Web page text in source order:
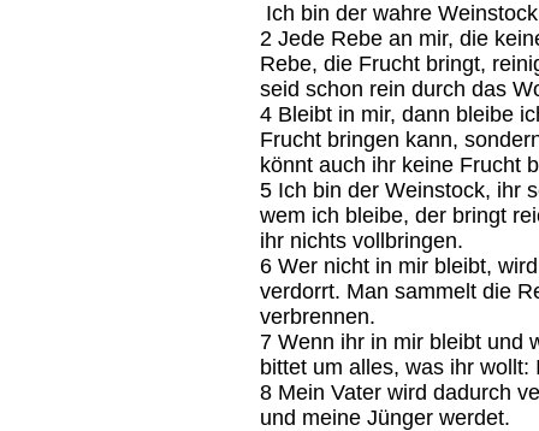
Ich bin der wahre
2 Jede Rebe an mir, die
Rebe, die Frucht bringt,
seid schon rein durch das
4 Bleibt in mir, dann bleibe
Frucht bringen kann,
könnt auch ihr keine Frucht
5 Ich bin der Weinstock, ihr
wem ich bleibe, der bringt
ihr nichts vollbringen.
6 Wer nicht in mir bleibt,
verdorrt. Man sammelt die
verbrennen.
7 Wenn ihr in mir bleibt und
bittet um alles, was ihr
8 Mein Vater wird dadurch
und meine Jünger werdet.